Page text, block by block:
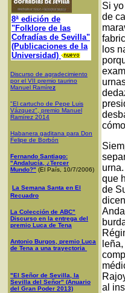
8ª edición de
"Folklore de las
Cofradías de Sevilla"
(Publicaciones de la
Universidad)
Discurso de agradecimiento
por el VII premio taurino
Manuel Ramírez
"El cartucho de Pepe Luis
Vázquez", premio Manuel
Ramírez 2014
Habanera gaditana para Don
Felipe de Borbón
Fernando Santiago:
"Andalucía, ¿Tercer
Mundo?" (El País, 10/7/2006)
La Semana Santa en El
Recuadro
La Colección de ABC"
Discurso en la entrega del
premio Luca de Tena
Antonio Burgos, premio Luca
de Tena a una trayectoria
"El Señor de Sevilla, la
Sevilla del Señor" (Anuario
del Gran Poder 2013)
Si
de
los
que
de
al